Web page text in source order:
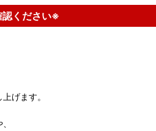
ください※
げます。